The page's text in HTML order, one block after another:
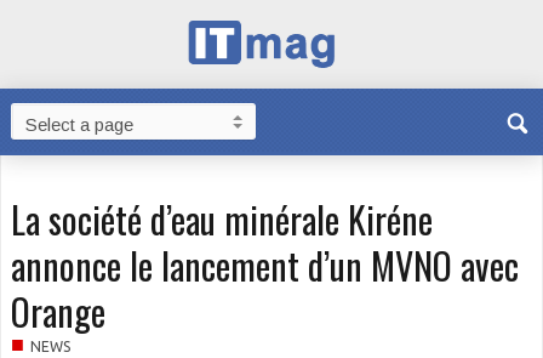
La société d’eau minérale Kiréne
annonce le lancement d’un MVNO avec
Orange
■ NEWS